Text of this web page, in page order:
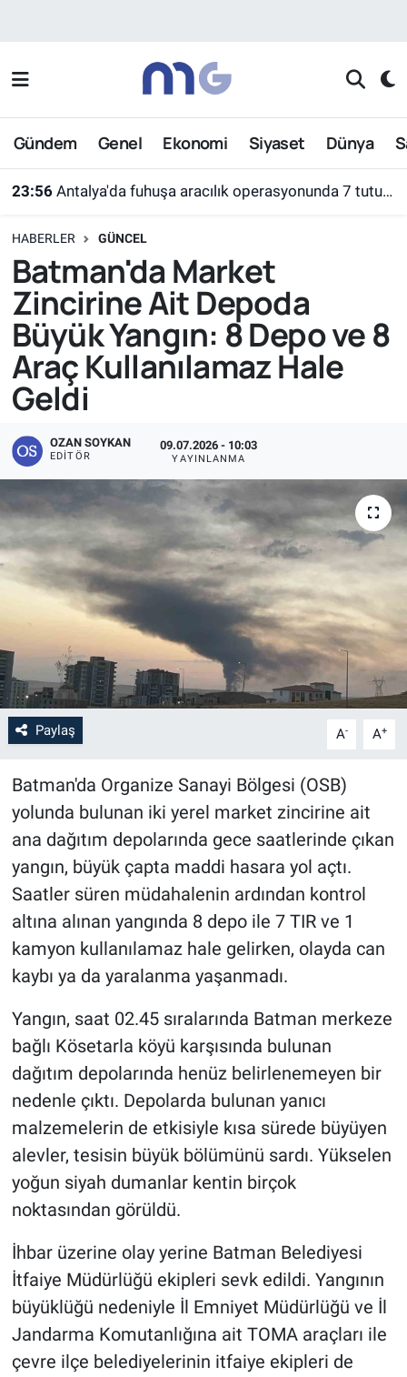
Gündem Genel Ekonomi Siyaset Dünya
23:56 Antalya'da fuhuşa aracılık operasyonunda 7 tutuklama
HABERLER GÜNCEL
Batman'da Market
Zincirine Ait Depoda
Büyük Yangın: 8 Depo ve 8
Araç Kullanılamaz Hale
Geldi
OZAN SOYKAN
EDITÖR
09.07.2026 - 10:03
YAYINLANMA
Paylaş A- A+
Batman'da Organize Sanayi Bölgesi (OSB)
yolunda bulunan iki yerel market zincirine ait
ana dağıtım depolarında gece saatlerinde çıkan
yangın, büyük çapta maddi hasara yol açtı.
Saatler süren müdahalenin ardından kontrol
altına alınan yangında 8 depo ile 7 TIR ve 1
kamyon kullanılamaz hale gelirken, olayda can
kaybı ya da yaralanma yaşanmadı.
Yangın, saat 02.45 sıralarında Batman merkeze
bağlı Kösetarla köyü karşısında bulunan
dağıtım depolarında henüz belirlenemeyen bir
nedenle çıktı. Depolarda bulunan yanıcı
malzemelerin de etkisiyle kısa sürede büyüyen
alevler, tesisin büyük bölümünü sardı. Yükselen
yoğun siyah dumanlar kentin birçok
noktasından görüldü.
İhbar üzerine olay yerine Batman Belediyesi
İtfaiye Müdürlüğü ekipleri sevk edildi. Yangının
büyüklüğü nedeniyle İl Emniyet Müdürlüğü ve İl
Jandarma Komutanlığına ait TOMA araçları ile
çevre ilçe belediyelerinin itfaiye ekipleri de
Nöbetçi Eczaneler
Hava Durumu
Süper Lig Puan Durumu ve Fikstür
Tüm Manşetler
Son Dakika Haberleri
Haber Arşivi